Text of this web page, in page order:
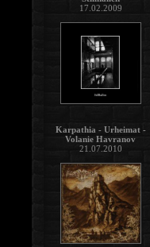
17.02.2009
Karpathia - Urheimat -
Volanie Havranov
21.07.2010